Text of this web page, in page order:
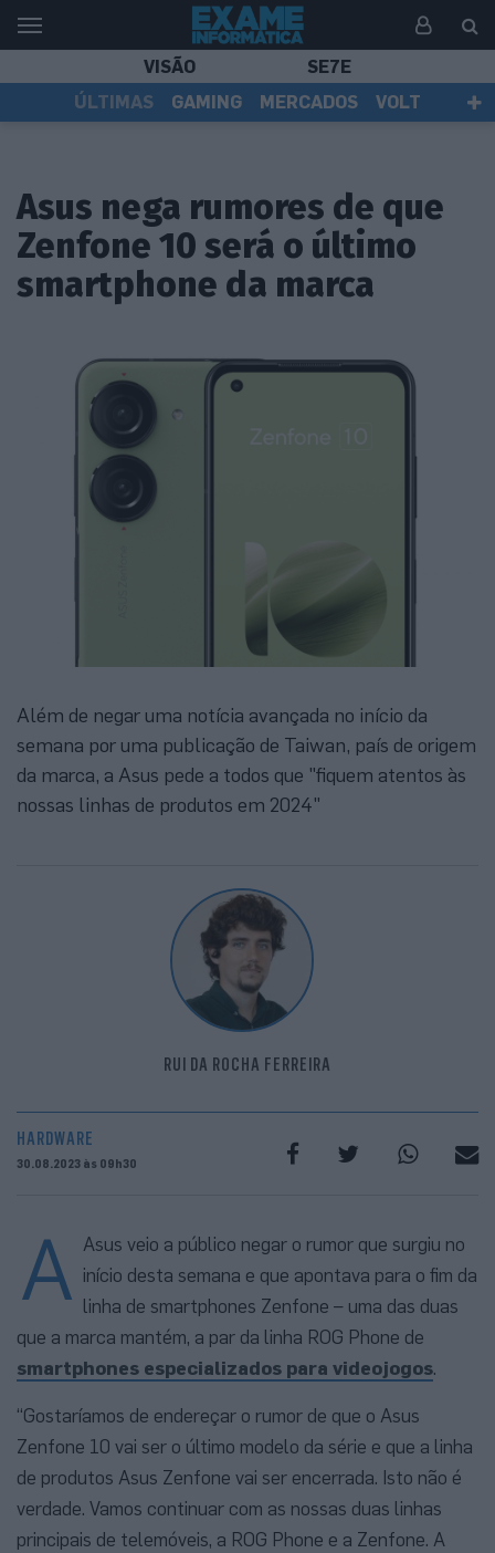
VISÃO
SE7E
ÚLTIMAS
GAMING MERCADOS
VOLT
Asus nega rumores de que
Zenfone 10 será o último
smartphone da marca
Além de negar uma notícia avançada no início da
semana por uma publicação de Taiwan, país de origem
da marca, a Asus pede a todos que "fiquem atentos às
nossas linhas de produtos em 2024"
RUI DA ROCHA FERREIRA
HARDWARE
30.08.2023 às 09h30
A Asus veio a público negar o rumor que surgiu no
início desta semana e que apontava para o fim da
linha de smartphones Zenfone – uma das duas
que a marca mantém, a par da linha ROG Phone de
smartphones especializados para videojogos.
“Gostaríamos de endereçar o rumor de que o Asus
Zenfone 10 vai ser o último modelo da série e que a linha
de produtos Asus Zenfone vai ser encerrada. Isto não é
verdade. Vamos continuar com as nossas duas linhas
principais de telemóveis, a ROG Phone e a Zenfone. A